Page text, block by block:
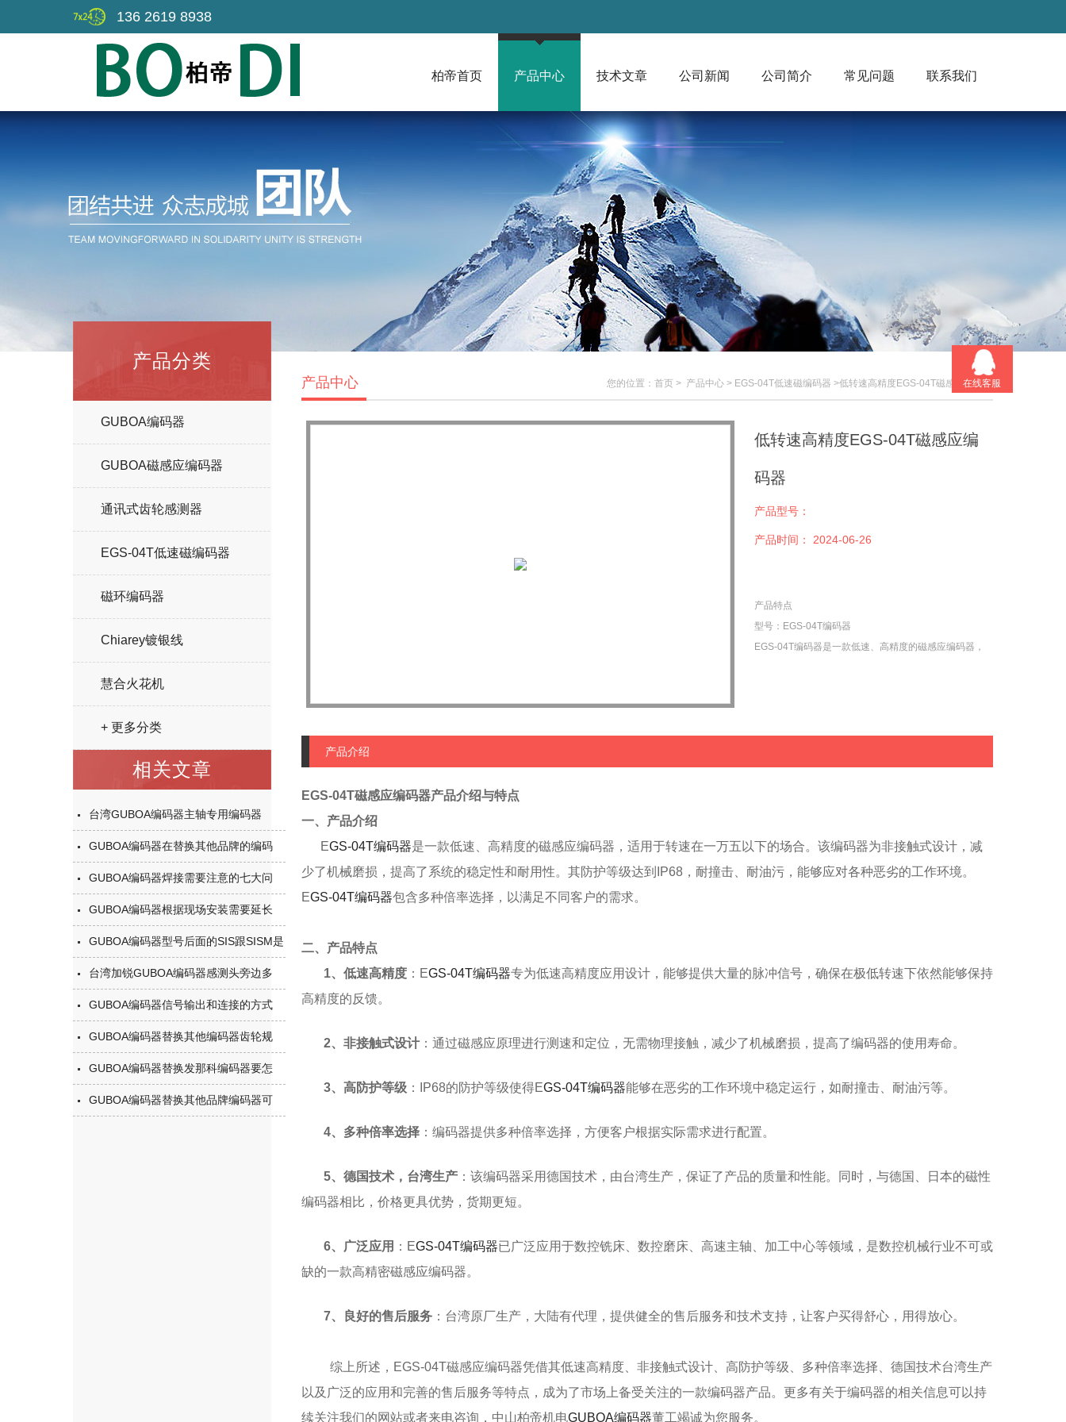
136 2619 8938
柏帝首页 产品中心 技术文章 公司新闻 公司简介 常见问题 联系我们
产品分类
GUBOA编码器
GUBOA磁感应编码器
通讯式齿轮感测器
EGS-04T低速磁编码器
磁环编码器
Chiarey镀银线
慧合火花机
+ 更多分类
相关文章
台湾GUBOA编码器主轴专用编码器
GUBOA编码器在替换其他品牌的编码
GUBOA编码器焊接需要注意的七大问
GUBOA编码器根据现场安装需要延长
GUBOA编码器型号后面的SIS跟SISM是
台湾加锐GUBOA编码器感测头旁边多
GUBOA编码器信号输出和连接的方式
GUBOA编码器替换其他编码器齿轮规
GUBOA编码器替换发那科编码器要怎
GUBOA编码器替换其他品牌编码器可
您的位置： 首页 > 产品中心 > EGS-04T低速磁编码器 >低转速高精度EGS-04T磁感应编码器
产品中心
低转速高精度EGS-04T磁感应编
码器
产品型号：
产品时间： 2024-06-26
产品特点
型号：EGS-04T编码器
EGS-04T编码器是一款低速、高精度的磁感应编码器，
产品介绍
EGS-04T磁感应编码器产品介绍与特点
一、产品介绍
EGS-04T编码器是一款低速、高精度的磁感应编码器，适用于转速在一万五以下的场合。该编码器为非接触式设计，减
少了机械磨损，提高了系统的稳定性和耐用性。其防护等级达到IP68，耐撞击、耐油污，能够应对各种恶劣的工作环境。
EGS-04T编码器包含多种倍率选择，以满足不同客户的需求。
二、产品特点
1、低速高精度 ：EGS-04T编码器专为低速高精度应用设计，能够提供大量的脉冲信号，确保在极低转速下依然能够保持
高精度的反馈。
2、非接触式设计 ：通过磁感应原理进行测速和定位，无需物理接触，减少了机械磨损，提高了编码器的使用寿命。
3、高防护等级 ：IP68的防护等级使得EGS-04T编码器能够在恶劣的工作环境中稳定运行，如耐撞击、耐油污等。
4、多种倍率选择 ：编码器提供多种倍率选择，方便客户根据实际需求进行配置。
5、德国技术，台湾生产 ：该编码器采用德国技术，由台湾生产，保证了产品的质量和性能。同时，与德国、日本的磁性
编码器相比，价格更具优势，货期更短。
6、广泛应用 ：EGS-04T编码器已广泛应用于数控铣床、数控磨床、高速主轴、加工中心等领域，是数控机械行业不可或
缺的一款高精密磁感应编码器。
7、良好的售后服务 ：台湾原厂生产，大陆有代理，提供健全的售后服务和技术支持，让客户买得舒心，用得放心。
综上所述，EGS-04T磁感应编码器凭借其低速高精度、非接触式设计、高防护等级、多种倍率选择、德国技术台湾生产
以及广泛的应用和完善的售后服务等特点，成为了市场上备受关注的一款编码器产品。更多有关于编码器的相关信息可以持
续关注我们的网站或者来电咨询，中山柏帝机电GUBOA编码器董工竭诚为您服务。
在线客服